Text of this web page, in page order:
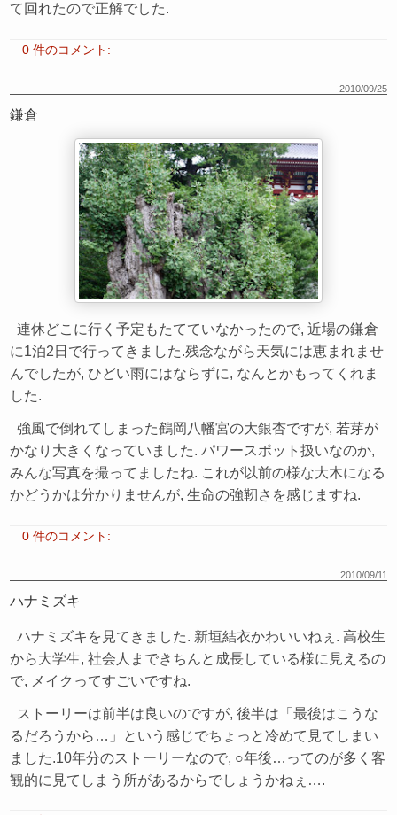
て回れたので正解でした.
0 件のコメント:
2010/09/25
鎌倉
連休どこに行く予定もたてていなかったので, 近場の鎌倉
に1泊2日で行ってきました.残念ながら天気には恵まれませ
んでしたが, ひどい雨にはならずに, なんとかもってくれま
した.
強風で倒れてしまった鶴岡八幡宮の大銀杏ですが, 若芽が
かなり大きくなっていました. パワースポット扱いなのか,
みんな写真を撮ってましたね. これが以前の様な大木になる
かどうかは分かりませんが, 生命の強靭さを感じますね.
0 件のコメント:
2010/09/11
ハナミズキ
ハナミズキを見てきました. 新垣結衣かわいいねぇ. 高校生
から大学生, 社会人まできちんと成長している様に見えるの
で, メイクってすごいですね.
ストーリーは前半は良いのですが, 後半は「最後はこうな
るだろうから…」という感じでちょっと冷めて見てしまい
ました.10年分のストーリーなので, ○年後…ってのが多く客
観的に見てしまう所があるからでしょうかねぇ….